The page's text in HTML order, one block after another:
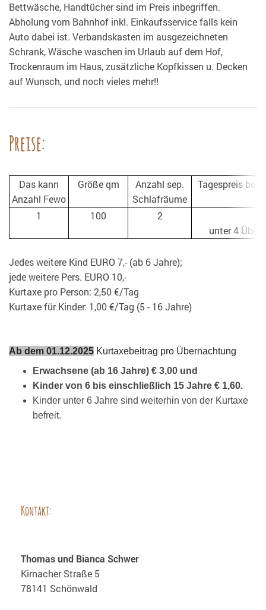
Bettwäsche, Handtücher sind im Preis inbegriffen.
Abholung vom Bahnhof inkl. Einkaufsservice falls kein
Auto dabei ist. Verbandskasten im ausgezeichneten
Schrank, Wäsche waschen im Urlaub auf dem Hof,
Trockenraum im Haus, zusätzliche Kopfkissen u. Decken
auf Wunsch, und noch vieles mehr!!
Preise:
Das kann
Anzahl Fewo
Größe qm
Anzahl sep.
Schlafräume
Tagespreis bei
1
100 2
unter 4
Jedes weitere Kind EURO 7,- (ab 6 Jahre);
jede weitere Pers. EURO 10,-
Kurtaxe pro Person: 2,50 €/Tag
Kurtaxe für Kinder: 1,00 €/Tag (5 - 16 Jahre)
Ab dem 01.12.2025 Kurtaxebeitrag pro Übernachtung
Erwachsene (ab 16 Jahre) € 3,00 und
Kinder von 6 bis einschließlich 15 Jahre € 1,60.
Kinder unter 6 Jahre sind weiterhin von der Kurtaxe
befreit.
Kontakt:
Thomas und Bianca Schwer
Kirnacher Straße 5
78141 Schönwald